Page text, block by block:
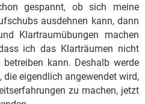
gespannt, ob sich meine
ausdehnen kann, dann
Klartraumübungen machen
ich das Klarträumen nicht
kann. Deshalb werde
die eigendlich angewendet wird,
zu machen, jetzt